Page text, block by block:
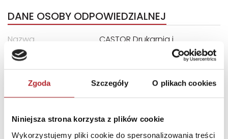
Zgoda Szczegóły O plikach cookies
Niniejsza strona korzysta z plików cookie
Wykorzystujemy pliki cookie do spersonalizowania treści
DANE OSOBY ODPOWIEDZIALNEJ
Nazwa
CASTOR Drukarnia i
Wydawnictwo, Marek
Bryła, Wojciech Lipiński Sp.
Jawna
Ulica
ul. Władysława Łokietka 119
Miasto
Kraków